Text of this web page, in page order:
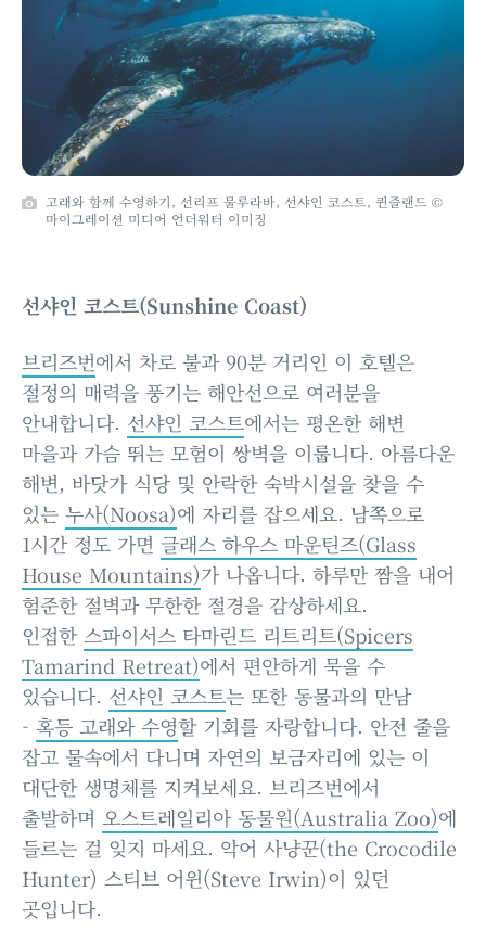
고래와 함께 수영하기, 선리프 물루라바, 선샤인 코스트, 퀸즐랜드 ©
마이그레이션 미디어 언더워터 이미징
선샤인 코스트(Sunshine Coast)
브리즈번에서 차로 불과 90분 거리인 이 호텔은
절정의 매력을 풍기는 해안선으로 여러분을
안내합니다. 선샤인 코스트에서는 평온한 해변
마을과 가슴 뛰는 모험이 쌍벽을 이룹니다. 아름다운
해변, 바닷가 식당 및 안락한 숙박시설을 찾을 수
있는 누사(Noosa)에 자리를 잡으세요. 남쪽으로
1시간 정도 가면 글래스 하우스 마운틴즈(Glass
House Mountains)가 나옵니다. 하루만 짬을 내어
험준한 절벽과 무한한 절경을 감상하세요.
인접한 스파이서스 타마린드 리트리트(Spicers
Tamarind Retreat)에서 편안하게 묵을 수
있습니다. 선샤인 코스트는 또한 동물과의 만남
- 혹등 고래와 수영할 기회를 자랑합니다. 안전 줄을
잡고 물속에서 다니며 자연의 보금자리에 있는 이
대단한 생명체를 지켜보세요. 브리즈번에서
출발하며 오스트레일리아 동물원(Australia Zoo)에
들르는 걸 잊지 마세요. 악어 사냥꾼(the Crocodile
Hunter) 스티브 어윈(Steve Irwin)이 있던
곳입니다.